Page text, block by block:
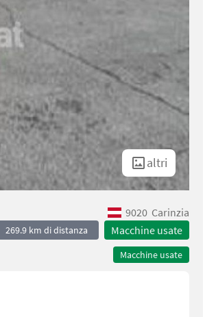
altri
9020 Carinzia
269.9 km di distanza Macchine usate
Macchine usate